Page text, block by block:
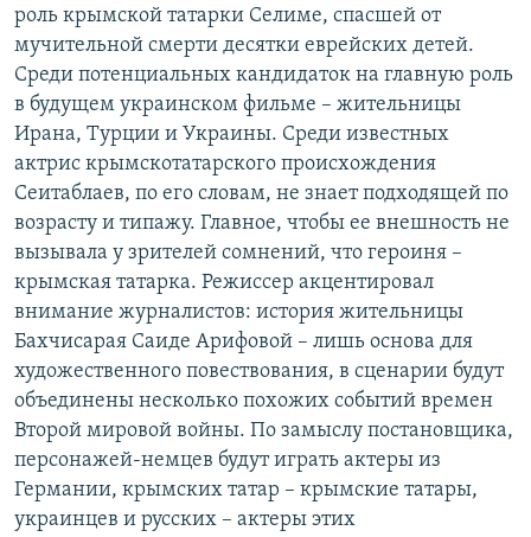
роль крымской татарки Селиме, спасшей от
мучительной смерти десятки еврейских детей.
Среди потенциальных кандидаток на главную роль
в будущем украинском фильме – жительницы
Ирана, Турции и Украины. Среди известных
актрис крымскотатарского происхождения
Сеитаблаев, по его словам, не знает подходящей по
возрасту и типажу. Главное, чтобы ее внешность не
вызывала у зрителей сомнений, что героиня –
крымская татарка. Режиссер акцентировал
внимание журналистов: история жительницы
Бахчисарая Саиде Арифовой – лишь основа для
художественного повествования, в сценарии будут
объединены несколько похожих событий времен
Второй мировой войны. По замыслу постановщика,
персонажей-немцев будут играть актеры из
Германии, крымских татар – крымские татары,
украинцев и русских – актеры этих